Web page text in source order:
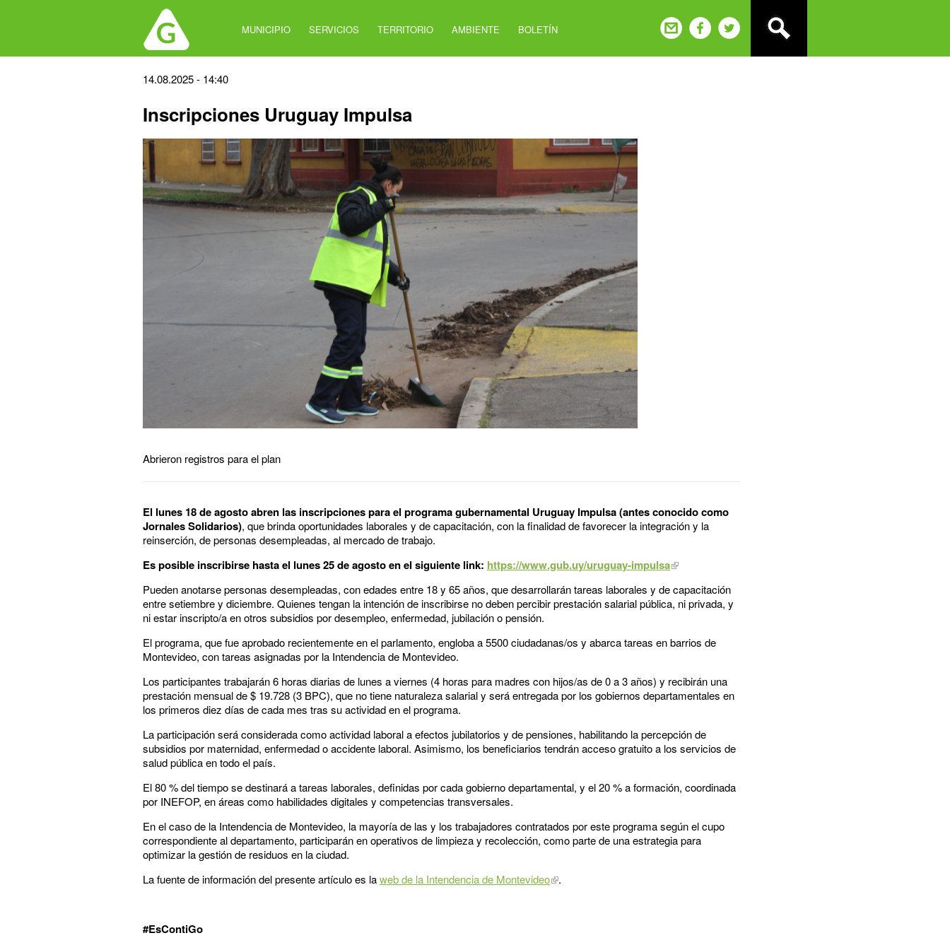
MUNICIPIO SERVICIOS TERRITORIO AMBIENTE BOLETÍN
Back
top
14.08.2025 - 14:40
Inscripciones Uruguay Impulsa
Abrieron registros para el plan
El lunes 18 de agosto abren las inscripciones para el programa gubernamental Uruguay Impulsa (antes conocido como
Jornales Solidarios), que brinda oportunidades laborales y de capacitación, con la finalidad de favorecer la integración y la
reinserción, de personas desempleadas, al mercado de trabajo.
Es posible inscribirse hasta el lunes 25 de agosto en el siguiente link: https://www.gub.uy/uruguay-impulsa
Pueden anotarse personas desempleadas, con edades entre 18 y 65 años, que desarrollarán tareas laborales y de capacitación
entre setiembre y diciembre. Quienes tengan la intención de inscribirse no deben percibir prestación salarial pública, ni privada, y
ni estar inscripto/a en otros subsidios por desempleo, enfermedad, jubilación o pensión.
El programa, que fue aprobado recientemente en el parlamento, engloba a 5500 ciudadanas/os y abarca tareas en barrios de
Montevideo, con tareas asignadas por la Intendencia de Montevideo.
Los participantes trabajarán 6 horas diarias de lunes a viernes (4 horas para madres con hijos/as de 0 a 3 años) y recibirán una
prestación mensual de $ 19.728 (3 BPC), que no tiene naturaleza salarial y será entregada por los gobiernos departamentales en
los primeros diez días de cada mes tras su actividad en el programa.
La participación será considerada como actividad laboral a efectos jubilatorios y de pensiones, habilitando la percepción de
subsidios por maternidad, enfermedad o accidente laboral. Asimismo, los beneficiarios tendrán acceso gratuito a los servicios de
salud pública en todo el país.
El 80 % del tiempo se destinará a tareas laborales, definidas por cada gobierno departamental, y el 20 % a formación, coordinada
por INEFOP, en áreas como habilidades digitales y competencias transversales.
En el caso de la Intendencia de Montevideo, la mayoría de las y los trabajadores contratados por este programa según el cupo
correspondiente al departamento, participarán en operativos de limpieza y recolección, como parte de una estrategia para
optimizar la gestión de residuos en la ciudad.
La fuente de información del presente artículo es laweb de la Intendencia de Montevideo .
#EsContiGo